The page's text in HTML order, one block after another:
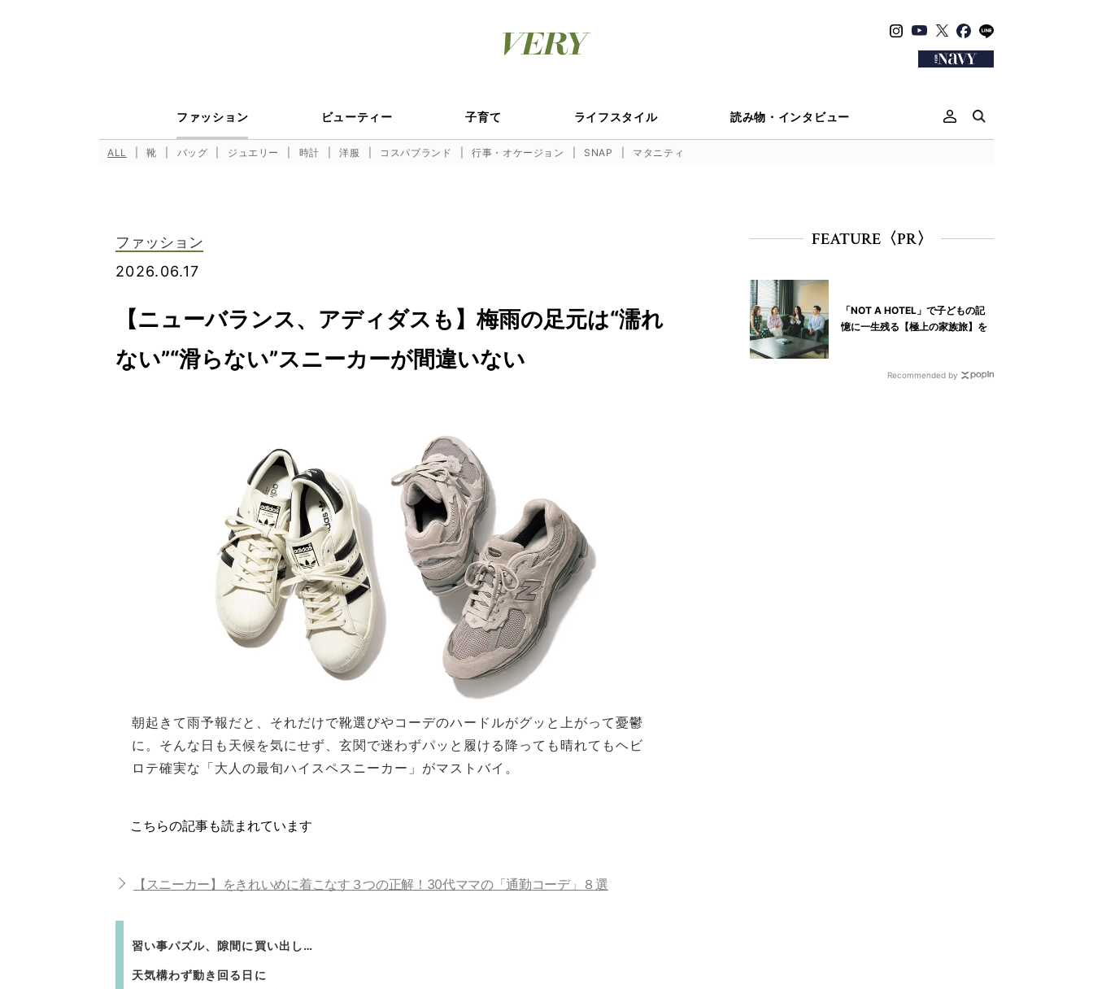
ファッション ビューティー 子育て ライフスタイル 読み物・インタビュー
ALL 靴 バッグ ジュエリー 時計 洋服 コスパブランド 行事・オケージョン SNAP マタニティ
ファッション
2026.06.17
【ニューバランス、アディダスも】梅雨の足元は“濡れ
ない”“滑らない”スニーカーが間違いない
朝起きて雨予報だと、それだけで靴選びやコーデのハードルがグッと上がって憂鬱
に。そんな日も天候を気にせず、玄関で迷わずパッと履ける降っても晴れてもヘビ
ロテ確実な「大人の最旬ハイスペスニーカー」がマストバイ。
こちらの記事も読まれています
【スニーカー】をきれいめに着こなす３つの正解！30代ママの「通勤コーデ」８選
習い事パズル、隙間に買い出し…
天気構わず動き回る日に
FEATURE〈PR〉
「NOT A HOTEL」で子どもの記
憶に一生残る【極上の家族旅】を
Recommended by